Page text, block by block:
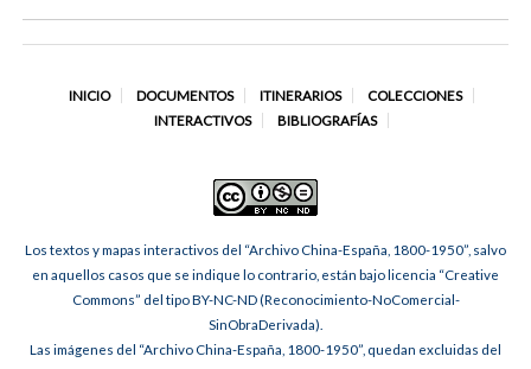
INICIO DOCUMENTOS ITINERARIOS
COLECCIONES
INTERACTIVOS
BIBLIOGRAFÍAS
Los textos y mapas interactivos del “Archivo China-España, 1800-1950”, salvo
en aquellos casos que se indique lo contrario, están bajo licencia “Creative
Commons” del tipo BY-NC-ND (Reconocimiento-NoComercial-
SinObraDerivada).
Las imágenes del “Archivo China-España, 1800-1950”, quedan excluidas del